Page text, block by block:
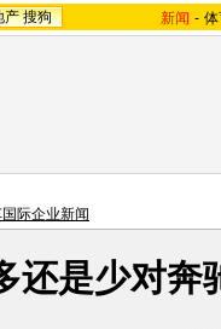
产 搜狗 新闻 -
际企业新闻
还是少对奔